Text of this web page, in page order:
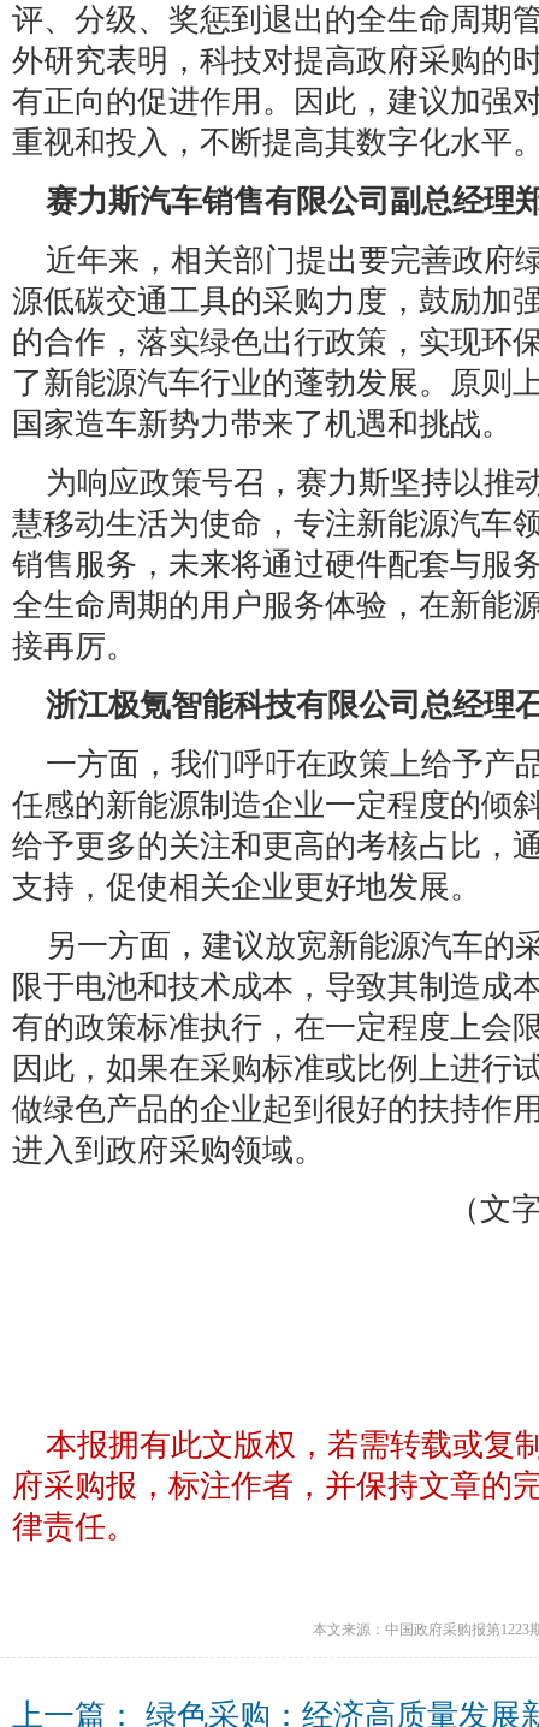
评、分级、奖惩到退出的全生命周期
外研究表明，科技对提高政府采购的
有正向的促进作用。因此，建议加强
重视和投入，不断提高其数字化水平
赛力斯汽车销售有限公司副总经理
近年来，相关部门提出要完善政府
源低碳交通工具的采购力度，鼓励加
的合作，落实绿色出行政策，实现环
了新能源汽车行业的蓬勃发展。原则
国家造车新势力带来了机遇和挑战。
为响应政策号召，赛力斯坚持以推
慧移动生活为使命，专注新能源汽车
销售服务，未来将通过硬件配套与服
全生命周期的用户服务体验，在新能
接再厉。
浙江极氪智能科技有限公司总经理
一方面，我们呼吁在政策上给予产
任感的新能源制造企业一定程度的倾
给予更多的关注和更高的考核占比，
支持，促使相关企业更好地发展。
另一方面，建议放宽新能源汽车的
限于电池和技术成本，导致其制造成
有的政策标准执行，在一定程度上会
因此，如果在采购标准或比例上进行
做绿色产品的企业起到很好的扶持作
进入到政府采购领域。
（文
本报拥有此文版权，若需转载或复
府采购报，标注作者，并保持文章的
律责任。
本文来源：中国政府采购报第1223
上一篇： 绿色采购：经济高质量发展